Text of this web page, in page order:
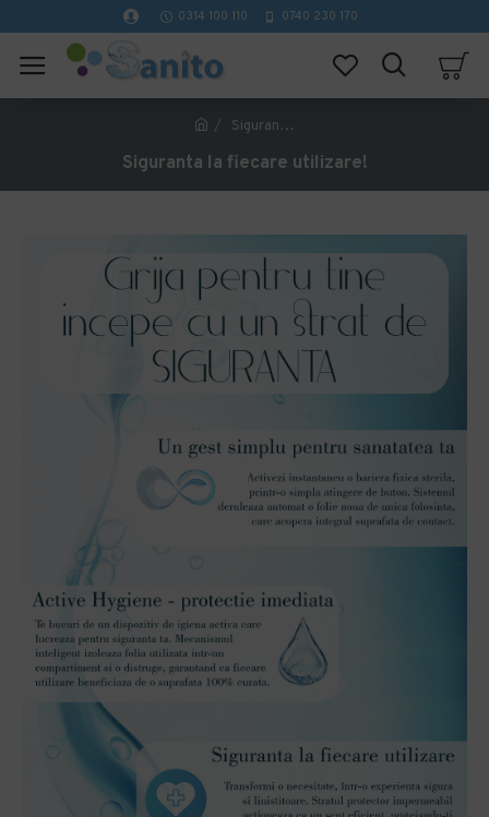
0314 100 110 0740 230 170
Siguranta la fiecare utilizare!
Siguranta la fiecare utilizare!